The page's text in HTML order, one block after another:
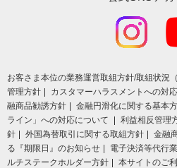
お客さま本位の業務運営取組⽅針/取組状況
管理方針
カスタマーハラスメントへの対
融商品勧誘方針
金融円滑化に関する基本
ライン」への対応について
利益相反管理
針
外国為替取引に関する取組方針
金融
る『期限日』のお知らせ
電子決済等代行
ルチステークホルダー方針
本サイトのご